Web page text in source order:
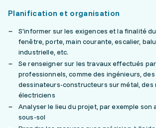
Planification et organisation
S'informer sur les exigences et la finalité
fenêtre, porte, main courante, escalier,
industrielle, etc.
Se renseigner sur les travaux effectués
professionnels, comme des ingénieurs,
dessinateurs-constructeurs sur métal, des
électriciens
Analyser le lieu du projet, par exemple son
sous-sol